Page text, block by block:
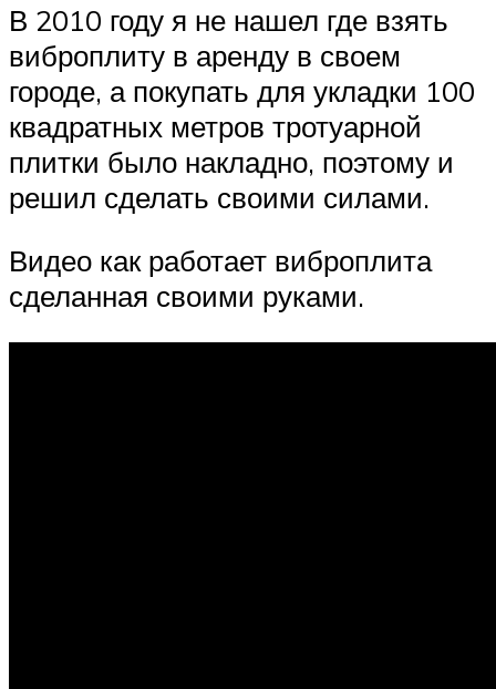
В 2010 году я не нашел где взять
виброплиту в аренду в своем
городе, а покупать для укладки 100
квадратных метров тротуарной
плитки было накладно, поэтому и
решил сделать своими силами.
Видео как работает виброплита
сделанная своими руками.